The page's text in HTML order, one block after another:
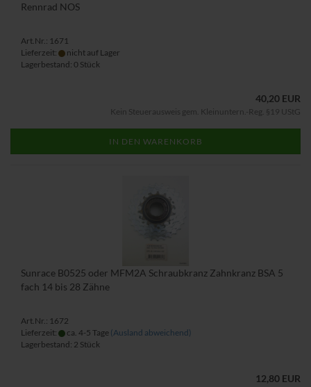
Rennrad NOS
Art.Nr.: 1671
Lieferzeit:
nicht auf Lager
Lagerbestand: 0 Stück
40,20 EUR
Kein Steuerausweis gem. Kleinuntern.-Reg. §19 UStG
IN DEN WARENKORB
Sunrace B0525 oder MFM2A Schraubkranz Zahnkranz BSA 5
fach 14 bis 28 Zähne
Art.Nr.: 1672
Lieferzeit:
ca. 4-5 Tage (Ausland abweichend)
Lagerbestand: 2 Stück
12,80 EUR